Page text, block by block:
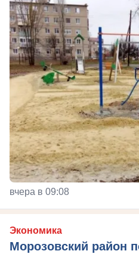
вчера в 09:08
Экономика
Морозовский район